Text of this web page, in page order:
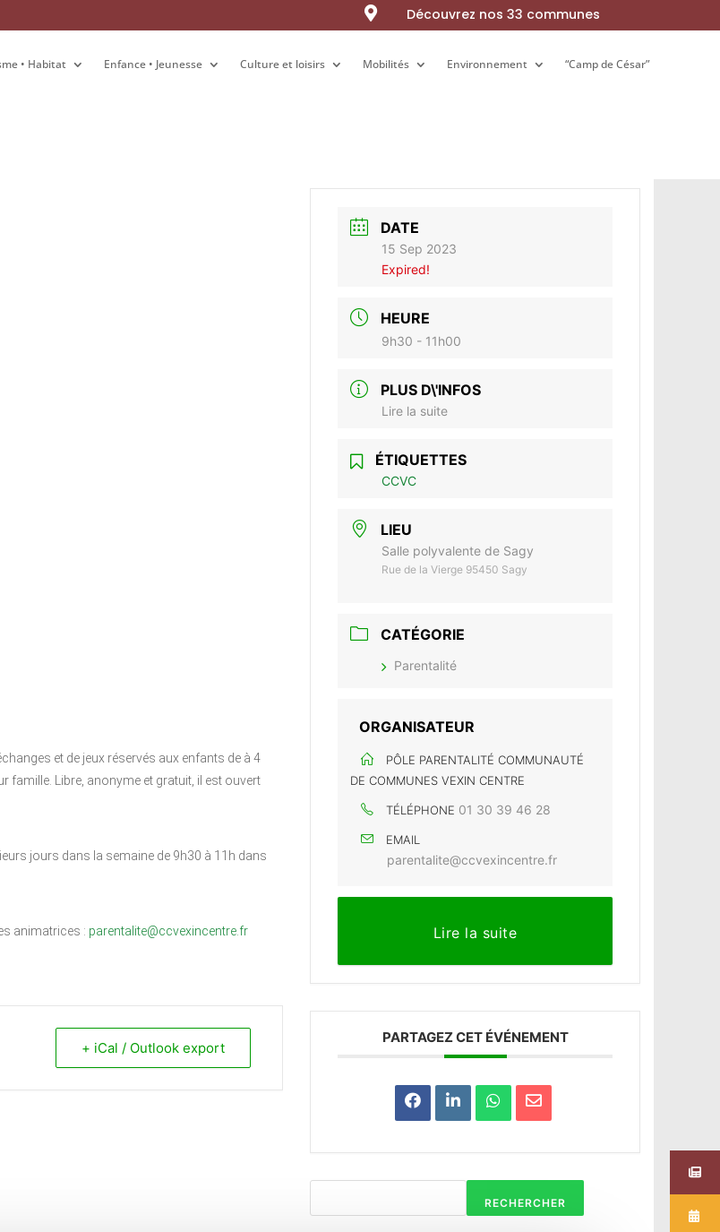
 Découvrez nos 33 communes
• Habitat Enfance • Jeunesse Culture et loisirs Mobilités Environnement “Camp de César”
• Habitat Enfance • Jeunesse Culture et loisirs Mobilités Environnement “Camp de César”
et de jeux réservés aux enfants de à 4
famille. Libre, anonyme et gratuit, il est ouvert
jours dans la semaine de 9h30 à 11h dans
animatrices : parentalite@ccvexincentre.fr
+ iCal / Outlook export
DATE
15 Sep 2023
Expired!
HEURE
9h30 - 11h00
PLUS D\'INFOS
Lire la suite
ÉTIQUETTES
CCVC
LIEU
Salle polyvalente de Sagy
Rue de la Vierge 95450 Sagy
CATÉGORIE
Parentalité
ORGANISATEUR
PÔLE PARENTALITÉ COMMUNAUTÉ
DE COMMUNES VEXIN CENTRE
TÉLÉPHONE 01 30 39 46 28
EMAIL
parentalite@ccvexincentre.fr
Lire la suite
PARTAGEZ CET ÉVÉNEMENT
RECHERCHER